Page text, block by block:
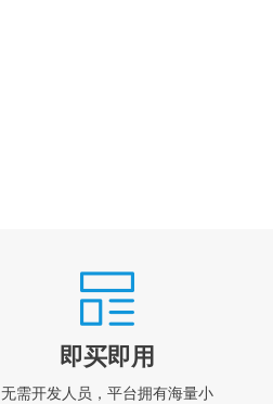
即买即用
无需开发人员，平台拥有海量小